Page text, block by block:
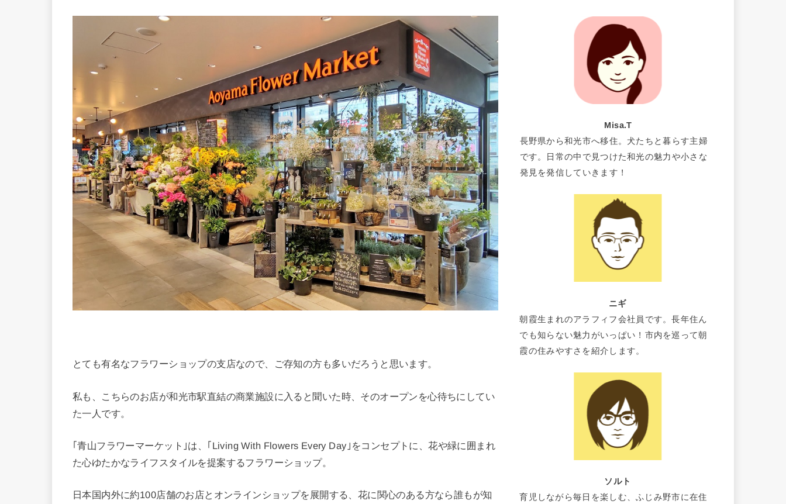
とても有名なフラワーショップの支店なので、ご存知の方も多いだろうと思います。
私も、こちらのお店が和光市駅直結の商業施設に入ると聞いた時、そのオープンを心待ちにしてい
た一人です。
｢青山フラワーマーケット｣は、｢Living With Flowers Every Day｣をコンセプトに、花や緑に囲まれ
た心ゆたかなライフスタイルを提案するフラワーショップ。
日本国内外に約100店舗のお店とオンラインショップを展開する、花に関心のある方なら誰もが知
Misa.T
長野県から和光市へ移住。犬たちと暮らす主婦
です。日常の中で見つけた和光の魅力や小さな
発見を発信していきます！
ニギ
朝霞生まれのアラフィフ会社員です。長年住ん
でも知らない魅力がいっぱい！市内を巡って朝
霞の住みやすさを紹介します。
ソルト
育児しながら毎日を楽しむ、ふじみ野市に在住